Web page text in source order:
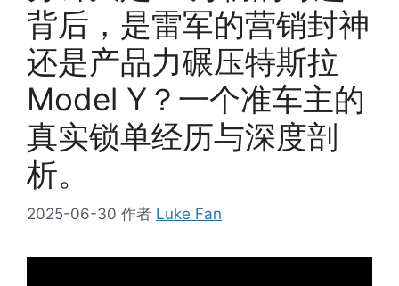
背后，是雷军的营销封神
还是产品力碾压特斯拉
Model Y？一个准车主的
真实锁单经历与深度剖
析。
2025-06-30 作者 Luke Fan